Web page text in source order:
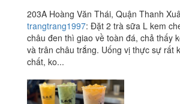
203A Hoàng Văn Thái, Quận Thanh
trangtrang1997: Đặt 2 trà sữa L kem
châu đen thì giao về toàn đá, chả thấy
và trân châu trắng. Uống vị thực sự rất
chất, ko...